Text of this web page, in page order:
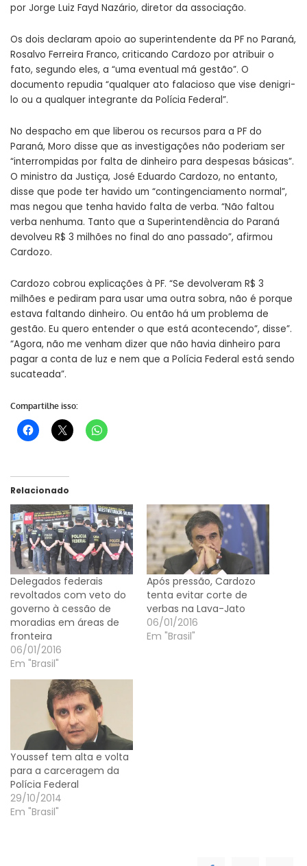
por Jorge Luiz Fayd Nazário, diretor da associação.
Os dois declaram apoio ao superintendente da PF no Paraná,
Rosalvo Ferreira Franco, criticando Cardozo por atribuir o
fato, segundo eles, a “uma eventual má gestão”. O
documento repudia “qualquer ato falacioso que vise denigri-
lo ou a qualquer integrante da Polícia Federal”.
No despacho em que liberou os recursos para a PF do
Paraná, Moro disse que as investigações não poderiam ser
“interrompidas por falta de dinheiro para despesas básicas”.
O ministro da Justiça, José Eduardo Cardozo, no entanto,
disse que pode ter havido um “contingenciamento normal”,
mas negou que tenha havido falta de verba. “Não faltou
verba nenhuma. Tanto que a Superintendência do Paraná
devolveu R$ 3 milhões no final do ano passado”, afirmou
Cardozo.
Cardozo cobrou explicações à PF. “Se devolveram R$ 3
milhões e pediram para usar uma outra sobra, não é porque
estava faltando dinheiro. Ou então há um problema de
gestão. Eu quero entender o que está acontecendo”, disse”.
“Agora, não me venham dizer que não havia dinheiro para
pagar a conta de luz e nem que a Polícia Federal está sendo
sucateada”.
Compartilhe isso:
Relacionado
Delegados federais
revoltados com veto do
governo à cessão de
moradias em áreas de
fronteira
06/01/2016
Em "Brasil"
Após pressão, Cardozo
tenta evitar corte de
verbas na Lava-Jato
06/01/2016
Em "Brasil"
Youssef tem alta e volta
para a carceragem da
Polícia Federal
29/10/2014
Em "Brasil"